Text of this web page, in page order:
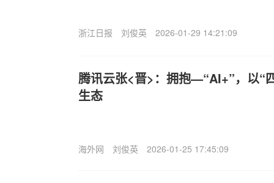
浙江日报 刘俊英 2026-01-29 14:21:09
腾讯云张<晋>：拥抱—“AI+”，以“
生态
海外网 刘俊英 2026-01-25 17:45:09